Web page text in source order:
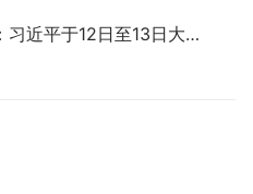
习近平于12日至13日大…